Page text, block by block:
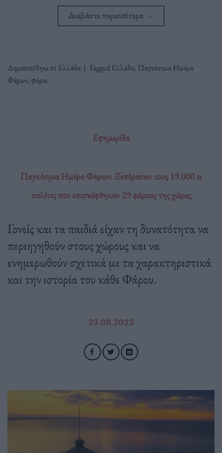
Διαβάστε περισσότερα →
Δημοσιεύθηκε σεΕλλάδα | TaggedΕλλάδα, Παγκόσμια Ημέρα
Φάρων,φάροι
Εφημερίδα
Παγκόσμια Ημέρα Φάρων: Ξεπέρασαν τους 19.000 οι
πολίτες που επισκέφθηκαν 29 φάρους της χώρας
Γονείς και τα παιδιά είχαν τη δυνατότητα να
περιηγηθούν στους χώρους και να
ενημερωθούν σχετικά με τα χαρακτηριστικά
και την ιστορία του κάθε Φάρου.
23.08.2023